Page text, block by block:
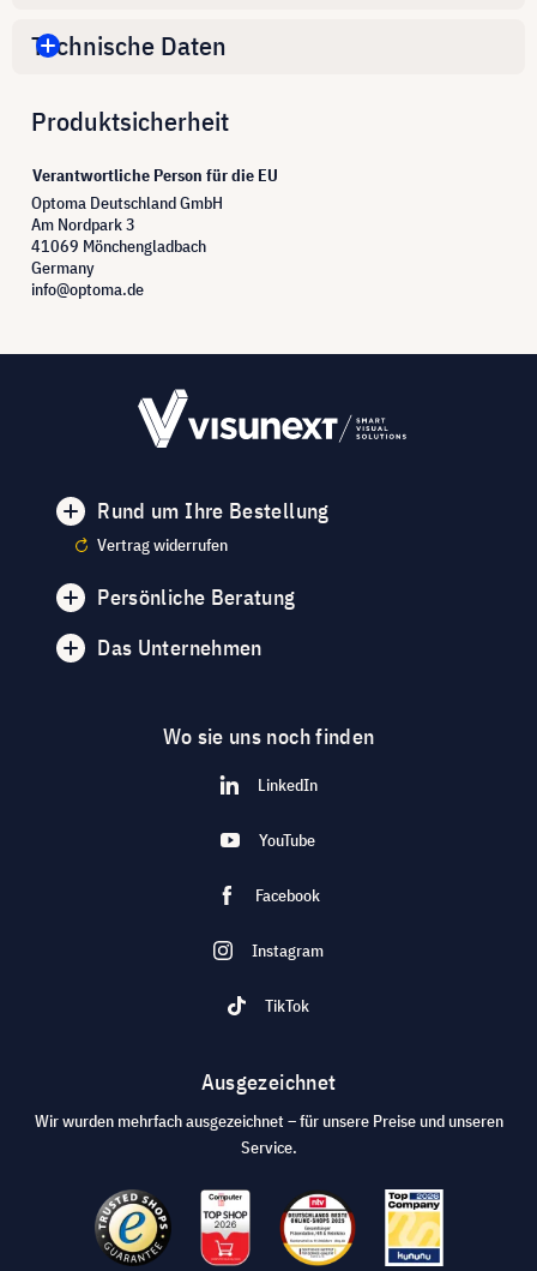
Technische Daten
Produktsicherheit
Verantwortliche Person für die EU
Optoma Deutschland GmbH
Am Nordpark 3
41069 Mönchengladbach
Germany
info@optoma.de
Rund um Ihre Bestellung
Vertrag widerrufen
Persönliche Beratung
Das Unternehmen
Wo sie uns noch finden
LinkedIn
YouTube
Facebook
Instagram
TikTok
Ausgezeichnet
Wir wurden mehrfach ausgezeichnet – für unsere Preise und unseren
Service.